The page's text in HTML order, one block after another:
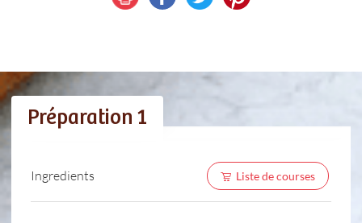
Préparation 1
Ingredients Liste de courses